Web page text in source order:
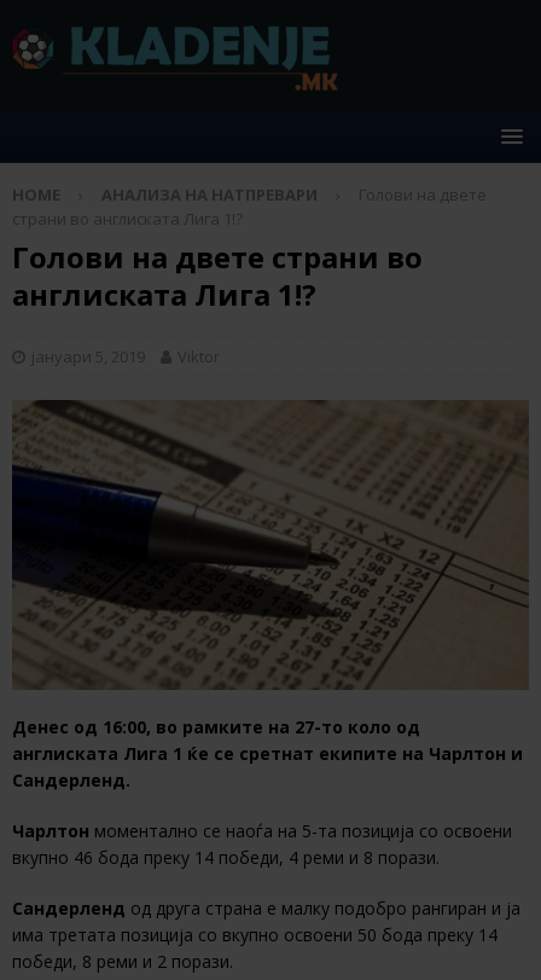
HOME АНАЛИЗА НА НАТПРЕВАРИ
Голови на двете
страни во англиската Лига 1!?
Голови на двете страни во
англиската Лига 1!?
јануари 5, 2019 Viktor
Денес од 16:00, во рамките на 27-то коло од
англиската Лига 1 ќе се сретнат екипите на Чарлтон и
Сандерленд.
Чарлтон моментално се наоѓа на 5-та позиција со освоени
вкупно 46 бода преку 14 победи, 4 реми и 8 порази.
Сандерленд од друга страна е малку подобро рангиран и ја
има третата позиција со вкупно освоени 50 бода преку 14
победи, 8 реми и 2 порази.